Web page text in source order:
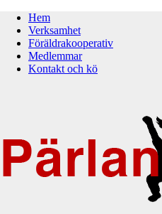
Hem
Verksamhet
Föräldrakooperativ
Medlemmar
Kontakt och kö